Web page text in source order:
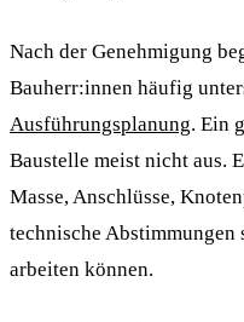
Nach der Genehmigung
Bauherr:innen häufig
Ausführungsplanung. Ein
Baustelle meist nicht aus.
Masse, Anschlüsse,
technische Abstimmungen
arbeiten können.